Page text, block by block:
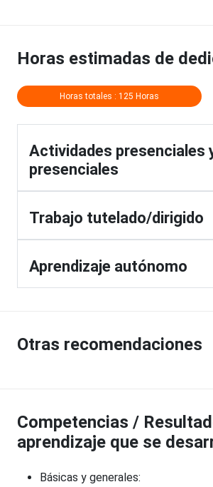
Horas estimadas de
Horas totales : 125 Horas
Actividades presenciales
presenciales
Trabajo tutelado/dirigido
Aprendizaje autónomo
Otras recomendaciones
Competencias /
aprendizaje que se
Básicas y generales: